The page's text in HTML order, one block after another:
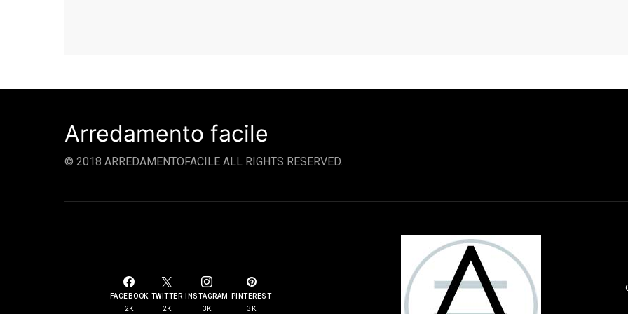
Arredamento facile
© 2018 ARREDAMENTOFACILE ALL RIGHTS RESERVED.
FACEBOOK
2K
TWITTER
2K
INSTAGRAM
3K
PINTEREST
3K